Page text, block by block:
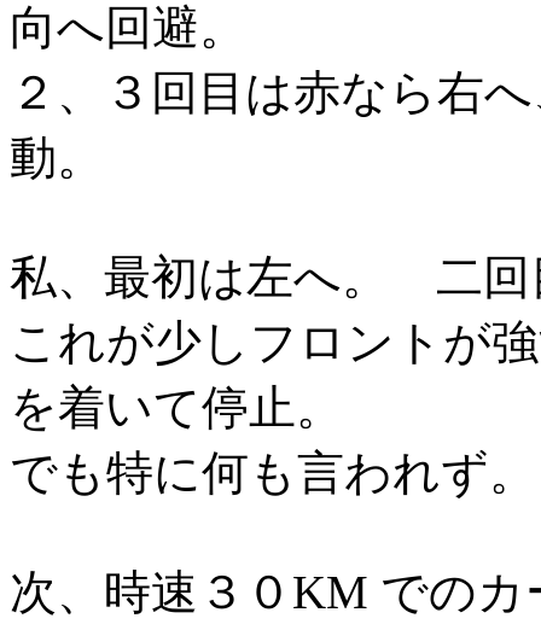
向へ回避。
２、３回目は赤なら右
動。
私、最初は左へ。 二
これが少しフロントが
を着いて停止。
でも特に何も言われず。
次、時速３０KM での